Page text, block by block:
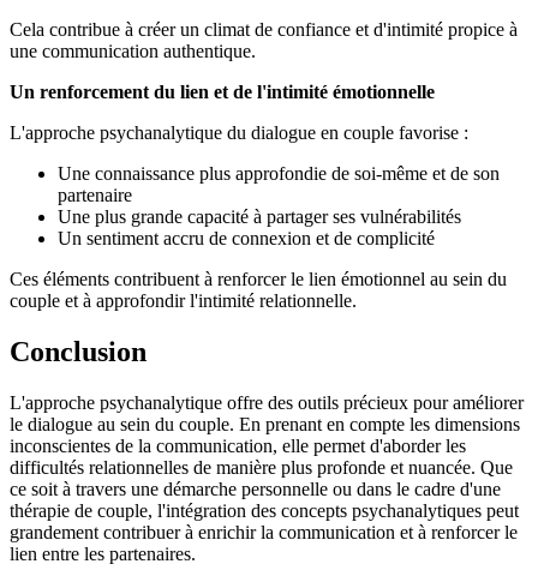
Cela contribue à créer un climat de confiance et d'intimité propice à
une communication authentique.
Un renforcement du lien et de l'intimité émotionnelle
L'approche psychanalytique du dialogue en couple favorise :
Une connaissance plus approfondie de soi-même et de son
partenaire
Une plus grande capacité à partager ses vulnérabilités
Un sentiment accru de connexion et de complicité
Ces éléments contribuent à renforcer le lien émotionnel au sein du
couple et à approfondir l'intimité relationnelle.
Conclusion
L'approche psychanalytique offre des outils précieux pour améliorer
le dialogue au sein du couple. En prenant en compte les dimensions
inconscientes de la communication, elle permet d'aborder les
difficultés relationnelles de manière plus profonde et nuancée. Que
ce soit à travers une démarche personnelle ou dans le cadre d'une
thérapie de couple, l'intégration des concepts psychanalytiques peut
grandement contribuer à enrichir la communication et à renforcer le
lien entre les partenaires.